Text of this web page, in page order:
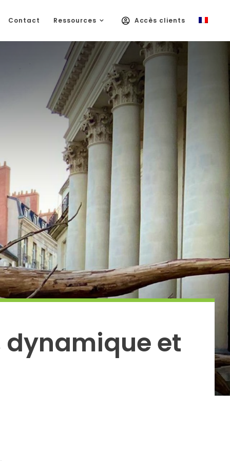
Contact Ressources Accès clients
dynamique et